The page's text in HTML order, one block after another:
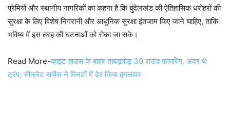
प्रेमियों और स्थानीय नागरिकों का कहना है कि बुंदेलखंड की ऐतिहासिक धरोहरों की
सुरक्षा के लिए विशेष निगरानी और आधुनिक सुरक्षा इंतजाम किए जाने चाहिए, ताकि
भविष्य में इस तरह की घटनाओं को रोका जा सके।
Read More-व्हाइट हाउस के बाहर ताबड़तोड़ 30 राउंड फायरिंग, अंदर थे
ट्रंप; सीक्रेट सर्विस ने मिनटों में ढेर किया हमलावर